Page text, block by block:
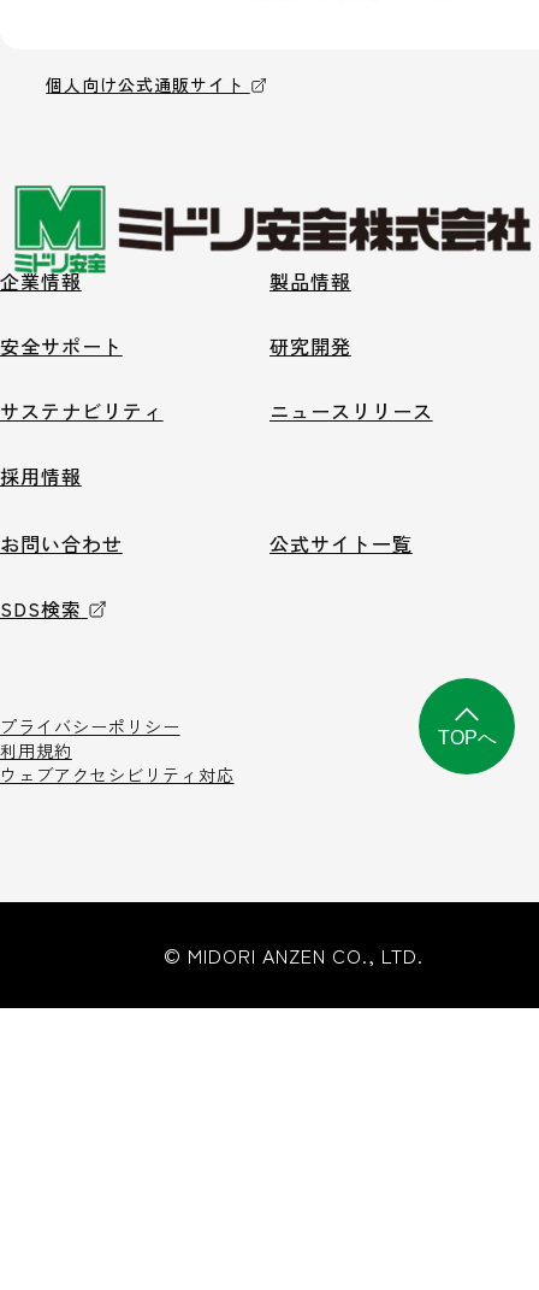
個人向け公式通販サイト
企業情報 製品情報
安全サポート 研究開発
サステナビリティ ニュースリリース
採用情報
お問い合わせ 公式サイト一覧
SDS検索
プライバシーポリシー
利用規約
ウェブアクセシビリティ対応
© MIDORI ANZEN CO., LTD.
TOPへ